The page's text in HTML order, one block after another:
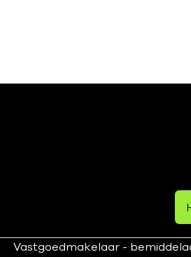
Vastgoedmakelaar -